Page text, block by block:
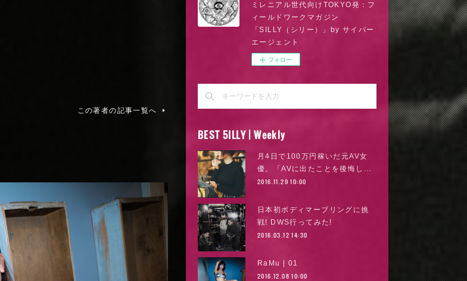
この著者の記事一覧へ
ミレニアル世代向けTOKYO発：フ
ィールドワークマガジン
「SILLY（シリー）」by サイバー
エージェント
フォロー
BEST 5ILLY | Weekly
月4日で100万円稼いだ元AV女
優。「AVに出たことを後悔し…
2016.11.29 10:00
日本初ボディマーブリングに挑
戦! DWS行ってみた!
2016.03.12 14:30
RaMu | 01
2016.12.08 10:00